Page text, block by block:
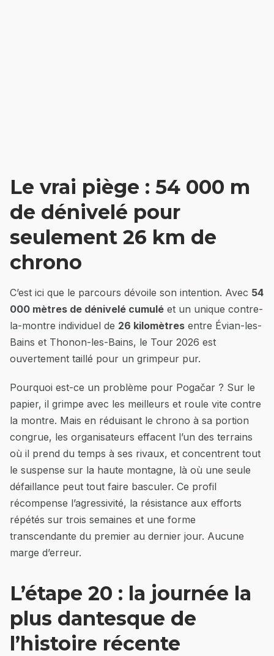
Le vrai piège : 54 000 m
de dénivelé pour
seulement 26 km de
chrono
C’est ici que le parcours dévoile son intention. Avec 54
000 mètres de dénivelé cumulé et un unique contre-
la-montre individuel de 26 kilomètres entre Évian-les-
Bains et Thonon-les-Bains, le Tour 2026 est
ouvertement taillé pour un grimpeur pur.
Pourquoi est-ce un problème pour Pogačar ? Sur le
papier, il grimpe avec les meilleurs et roule vite contre
la montre. Mais en réduisant le chrono à sa portion
congrue, les organisateurs effacent l’un des terrains
où il prend du temps à ses rivaux, et concentrent tout
le suspense sur la haute montagne, là où une seule
défaillance peut tout faire basculer. Ce profil
récompense l’agressivité, la résistance aux efforts
répétés sur trois semaines et une forme
transcendante du premier au dernier jour. Aucune
marge d’erreur.
L’étape 20 : la journée la
plus dantesque de
l’histoire récente